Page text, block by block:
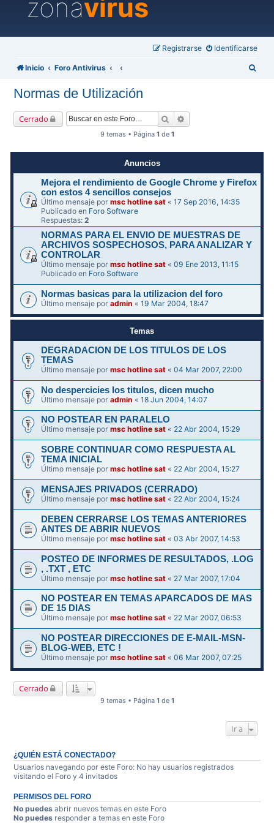
zonavirus
Identificarse
Registrarse
Inicio Foro Antivirus
Normas de Utilización
Cerrado Buscar
9 temas • Página 1 de 1
Anuncios
Mejora el rendimiento de Google Chrome y Firefox
con estos 4 sencillos consejos
Último mensaje pormsc hotline sat «17 Sep 2016, 14:35
Publicado en Foro Software
Respuestas:2
NORMAS PARA EL ENVIO DE MUESTRAS DE
ARCHIVOS SOSPECHOSOS, PARA ANALIZAR Y
CONTROLAR
Último mensaje pormsc hotline sat «09 Ene 2013, 11:15
Publicado en Foro Software
Normas basicas para la utilizacion del foro
Último mensaje poradmin «19 Mar 2004, 18:47
Temas
DEGRADACION DE LOS TITULOS DE LOS
TEMAS
Último mensaje pormsc hotline sat «04 Mar 2007, 22:00
No despercicies los titulos, dicen mucho
Último mensaje poradmin «18 Jun 2004, 14:07
NO POSTEAR EN PARALELO
Último mensaje pormsc hotline sat « 22 Abr 2004, 15:29
SOBRE CONTINUAR COMO RESPUESTA AL
TEMA INICIAL
Último mensaje pormsc hotline sat « 22 Abr 2004, 15:27
MENSAJES PRIVADOS (CERRADO)
Último mensaje pormsc hotline sat « 22 Abr 2004, 15:24
DEBEN CERRARSE LOS TEMAS ANTERIORES
ANTES DE ABRIR NUEVOS
Último mensaje pormsc hotline sat «03 Abr 2007, 14:53
POSTEO DE INFORMES DE RESULTADOS, .LOG
, .TXT , ETC
Último mensaje pormsc hotline sat « 27 Mar 2007, 17:04
NO POSTEAR EN TEMAS APARCADOS DE MAS
DE 15 DIAS
Último mensaje pormsc hotline sat « 22 Mar 2007, 06:53
NO POSTEAR DIRECCIONES DE E-MAIL-MSN-
BLOG-WEB, ETC !
Último mensaje pormsc hotline sat «06 Mar 2007, 07:25
Cerrado
9 temas • Página 1 de 1
Ir a
¿QUIÉN ESTÁ CONECTADO?
Usuarios navegando por este Foro: No hay usuarios registrados
visitando el Foro y 4 invitados
PERMISOS DEL FORO
No puedes abrir nuevos temas en este Foro
No puedes responder a temas en este Foro